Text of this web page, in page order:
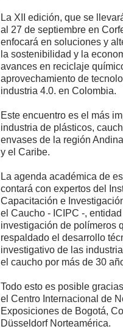
La XII edición, que se
al 27 de septiembre en
enfocará en soluciones y
la sostenibilidad y la
avances en reciclaje
aprovechamiento de
industria 4.0. en Colombia.
Este encuentro es el más
industria de plásticos,
envases de la región
y el Caribe.
La agenda académica de
contará con expertos del
Capacitación e
el Caucho - ICIPC -,
investigación de polímeros
respaldado el desarrollo
investigativo de las
el caucho por más de 30
Todo esto es posible
el Centro Internacional de
Exposiciones de Bogotá,
Düsseldorf Norteamérica.